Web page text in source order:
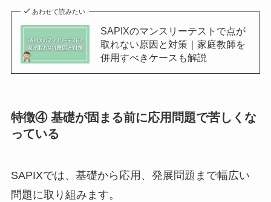
あわせて読みたい
SAPIXのマンスリーテストで点が
取れない原因と対策｜家庭教師を
併用すべきケースも解説
特徴④ 基礎が固まる前に応用問題で苦しくな
っている
SAPIXでは、基礎から応用、発展問題まで幅広い
問題に取り組みます。